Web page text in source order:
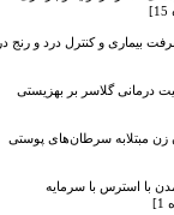
بیماری و کنترل درد و رنج در
گلاسر بر بهزیستی
مبتلابه سرطان‌های پوستی
استرس با سرمایه